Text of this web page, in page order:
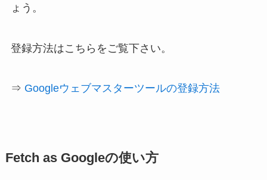
ょう。
登録方法はこちらをご覧下さい。
⇒ Googleウェブマスターツールの登録方法
Fetch as Googleの使い方